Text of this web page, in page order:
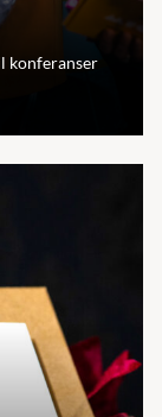
konferanser